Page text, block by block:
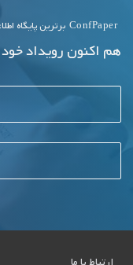
ConfPaper برترین پایگاه
هم اکنون رویداد خود